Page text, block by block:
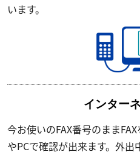
います。
インター
今お使いのFAX番号のまま
やPCで確認が出来ます。外出